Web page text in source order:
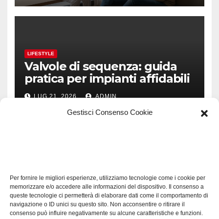
Gestisci Consenso Cookie
Per fornire le migliori esperienze, utilizziamo tecnologie come i cookie per
memorizzare e/o accedere alle informazioni del dispositivo. Il consenso a
queste tecnologie ci permetterà di elaborare dati come il comportamento di
navigazione o ID unici su questo sito. Non acconsentire o ritirare il
consenso può influire negativamente su alcune caratteristiche e funzioni.
LIFESTYLE
Valvole di sequenza: guida
pratica per impianti affidabili
LUG 21, 2026 ADMIN
Software manutenzioni:
guida pratica alla scelta
efficace
LUG 17, 2026 ADMIN